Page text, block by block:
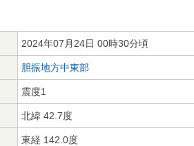
2024年07月24日 00時30分頃
胆振地方中東部
震度1
北緯 42.7度
東経 142.0度